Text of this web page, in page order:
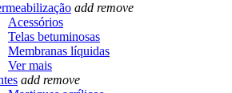
add remove
Acessórios
Telas betuminosas
Membranas líquidas
Ver mais
add remove